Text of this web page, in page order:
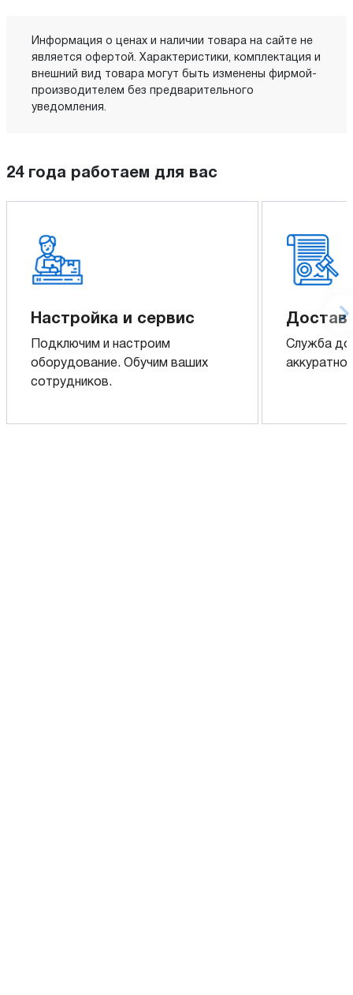
Информация о ценах и наличии товара на сайте не
является офертой. Характеристики, комплектация и
внешний вид товара могут быть изменены фирмой-
производителем без предварительного
уведомления.
24 года работаем для вас
Настройка и сервис
Подключим и настроим
оборудование. Обучим ваших
сотрудников.
Служба
аккуратно